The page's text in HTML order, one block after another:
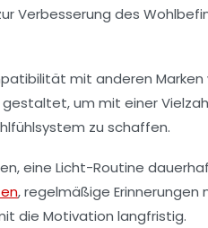
Verbesserung des
mit anderen Marken
um mit einer
zu schaffen.
eine Licht-Routine
, regelmäßige
die Motivation langfristig.